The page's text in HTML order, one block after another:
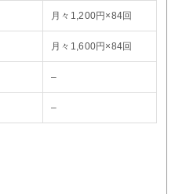
月々1,200円×84回
月々1,600円×84回
–
–